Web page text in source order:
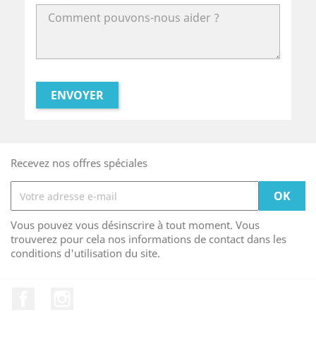
Recevez nos offres spéciales
Vous pouvez vous désinscrire à tout moment. Vous
trouverez pour cela nos informations de contact dans les
conditions d'utilisation du site.